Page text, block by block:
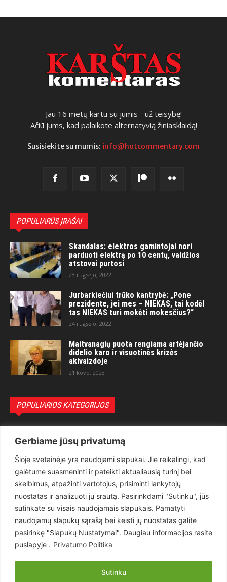
Gerbiame jūsų privatumą
Šioje svetainėje yra naudojami slapukai. Jie reikalingi, kad
galėtume suasmeninti ir pateikti aktualiausią turinį bei
skelbimus, atpažinti vartotojus, prisiminti lankytojų
nuostatas ir analizuoti jų srautą. Pasirinkdami "Sutinku", jūs
sutinkate su visais naudojamais slapukais. Pamatyti
naudojamų slapukų sąrašą bei keisti jų nuostatas galite
pasirinkę "Slapukų Nustatymai". Daugiau informacijos rasite
puslapyje . Privatumo Politika
Sutinku
Jau 16 metų kartu su jumis - už teisybę!
Ačiū jums, kad palaikote alternatyvią žiniasklaidą!
Susisiekite su mumis: info@hotcommentary.com
POPULIARŪS ĮRAŠAI
Skandalas: elektros gamintojai nori
parduoti elektrą po 10 centų, valdžios
atstovai purtosi
28 rugsėjo, 2022
Jurbarkiečiui trūko kantrybė: „Pone
prezidente, jei mes – NIEKAS, tai kodėl
tas NIEKAS turi mokėti mokesčius?“
24 rugsėjo, 2022
Maitvanagių puota rengiama artėjančio
didelio karo ir visuotinės krizės
akivaizdoje
21 kovo, 2023
POPULIARIOS KATEGORIJOS
Teisėsauga
1497
Aktualu
Lietuva
619
Pasaulis
Статьи на русском
Articles in english